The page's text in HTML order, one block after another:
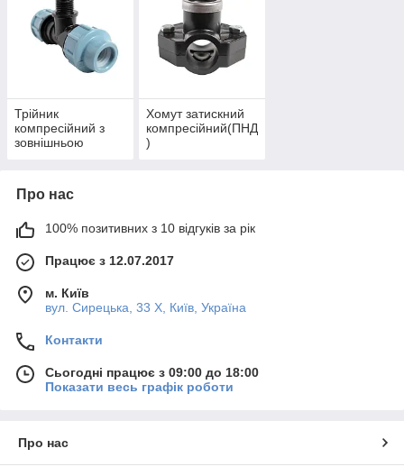
Трійник
компресійний з
зовнішньою
Хомут затискний
компресійний(ПНД
)
Про нас
100% позитивних з 10 відгуків за рік
Працює з 12.07.2017
м. Київ
вул. Сирецька, 33 Х, Київ, Україна
Контакти
Сьогодні працює з 09:00 до 18:00
Показати весь графік роботи
Про нас